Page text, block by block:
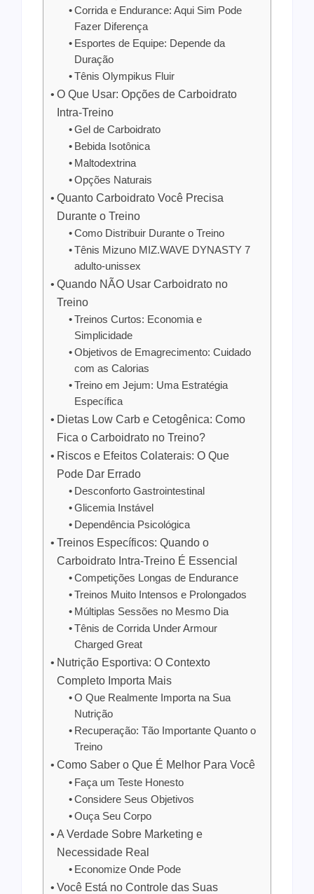
Corrida e Endurance: Aqui Sim Pode
Fazer Diferença
Esportes de Equipe: Depende da
Duração
Tênis Olympikus Fluir
O Que Usar: Opções de Carboidrato
Intra-Treino
Gel de Carboidrato
Bebida Isotônica
Maltodextrina
Opções Naturais
Quanto Carboidrato Você Precisa
Durante o Treino
Como Distribuir Durante o Treino
Tênis Mizuno MIZ.WAVE DYNASTY 7
adulto-unissex
Quando NÃO Usar Carboidrato no
Treino
Treinos Curtos: Economia e
Simplicidade
Objetivos de Emagrecimento: Cuidado
com as Calorias
Treino em Jejum: Uma Estratégia
Específica
Dietas Low Carb e Cetogênica: Como
Fica o Carboidrato no Treino?
Riscos e Efeitos Colaterais: O Que
Pode Dar Errado
Desconforto Gastrointestinal
Glicemia Instável
Dependência Psicológica
Treinos Específicos: Quando o
Carboidrato Intra-Treino É Essencial
Competições Longas de Endurance
Treinos Muito Intensos e Prolongados
Múltiplas Sessões no Mesmo Dia
Tênis de Corrida Under Armour
Charged Great
Nutrição Esportiva: O Contexto
Completo Importa Mais
O Que Realmente Importa na Sua
Nutrição
Recuperação: Tão Importante Quanto o
Treino
Como Saber o Que É Melhor Para Você
Faça um Teste Honesto
Considere Seus Objetivos
Ouça Seu Corpo
A Verdade Sobre Marketing e
Necessidade Real
Economize Onde Pode
Você Está no Controle das Suas